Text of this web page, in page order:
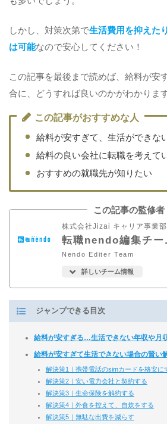
しかし、対策次第で生活費用を抑えた
は可能なので安心してください！
この記事を最後まで読めば、給料が安
合に、どうすれば良いのかがわかりま
この記事がおすすめな人
給料が安すぎて、生活ができな
給料の良い会社に転職を考えて
おすすめの就職先が知りたい
この記事の監修者
株式会社Jizai キャリア事業部
転職nendo編集チー
Nendo Editer Team
詳しいチーム情報
ジャンプできる目次
給料が安すぎる…生活できない年収や月
給料が安すぎて生活できない場合の賢い
解決策1｜携帯電話のsimカードを格安に
解決策2｜安い電力会社と契約する
解決策3｜生命保険を解約する
解決策4｜外食を控えて、自炊をする
解決策5｜無駄な出費を減らす